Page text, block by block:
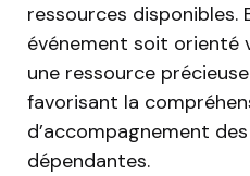
ressources disponibles.
événement soit orienté
une ressource
favorisant la
d’accompagnement
dépendantes.